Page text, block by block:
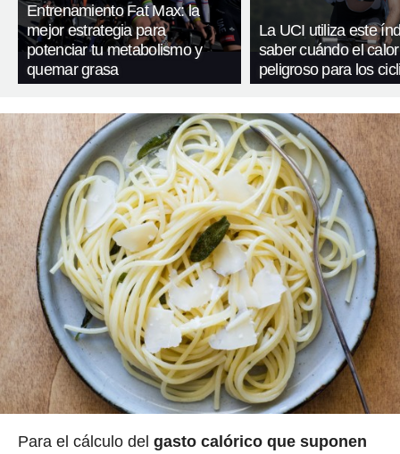
Entrenamiento Fat Max: la
mejor estrategia para
potenciar tu metabolismo y
quemar grasa
La UCI utiliza este
saber cuándo el
peligroso para los
Para el cálculo del gasto calórico que suponen